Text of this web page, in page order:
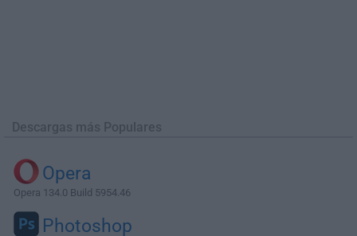
Descargas más Populares
Opera
Opera 134.0 Build 5954.46
Photoshop